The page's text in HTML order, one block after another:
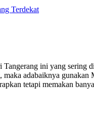
Terdekat
ini yang
adabaiknya
tetapi memakan